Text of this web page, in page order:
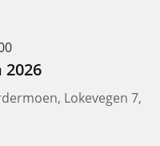
Lokevegen 7,